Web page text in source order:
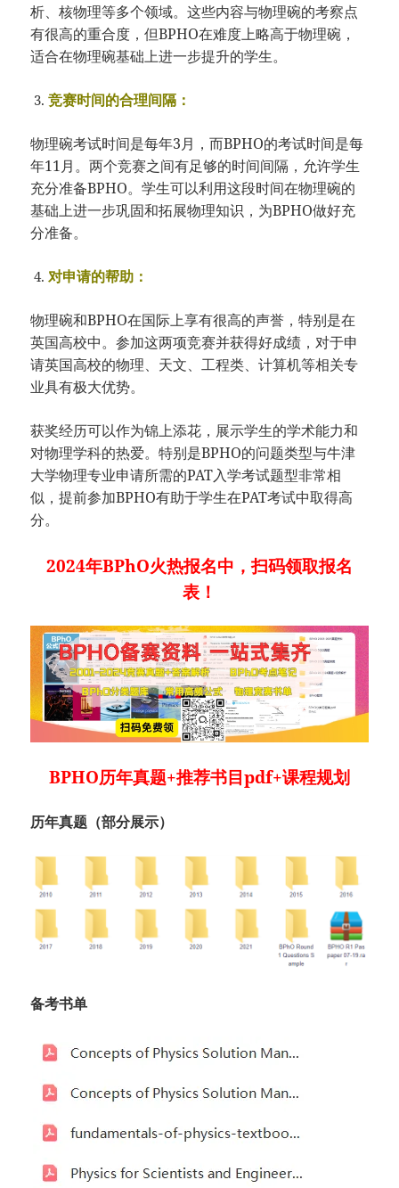
析、核物理等多个领域。这些内容与物理碗的考察点
有很高的重合度，但BPHO在难度上略高于物理碗，
适合在物理碗基础上进一步提升的学生。
竞赛时间的合理间隔：
物理碗考试时间是每年3月，而BPHO的考试时间是每
年11月。两个竞赛之间有足够的时间间隔，允许学生
充分准备BPHO。学生可以利用这段时间在物理碗的
基础上进一步巩固和拓展物理知识，为BPHO做好充
分准备。
对申请的帮助：
物理碗和BPHO在国际上享有很高的声誉，特别是在
英国高校中。参加这两项竞赛并获得好成绩，对于申
请英国高校的物理、天文、工程类、计算机等相关专
业具有极大优势。
获奖经历可以作为锦上添花，展示学生的学术能力和
对物理学科的热爱。特别是BPHO的问题类型与牛津
大学物理专业申请所需的PAT入学考试题型非常相
似，提前参加BPHO有助于学生在PAT考试中取得高
分。
2024年BPhO火热报名中，扫码领取报名
表！
BPHO历年真题+推荐书目pdf+课程规划
历年真题（部分展示）
备考书单